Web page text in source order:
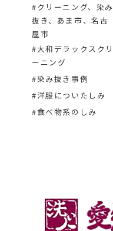
#クリーニング、染み
抜き、あま市、名古
屋市
#大和デラックスクリ
ーニング
#染み抜き事例
#洋服についたしみ
#食べ物系のしみ